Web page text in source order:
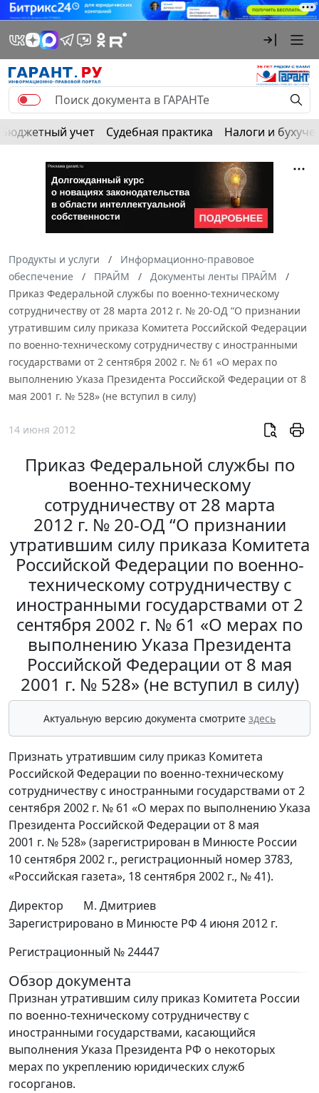
Бюджетный учет Судебная практика Налоги и
Продукты и услуги
Информационно-правовое
обеспечение
ПРАЙМ
Документы ленты ПРАЙМ
Приказ Федеральной службы по военно-техническому
сотрудничеству от 28 марта 2012 г. № 20-ОД “О признании
утратившим силу приказа Комитета Российской Федерации
по военно-техническому сотрудничеству с иностранными
государствами от 2 сентября 2002 г. № 61 «О мерах по
выполнению Указа Президента Российской Федерации от 8
мая 2001 г. № 528» (не вступил в силу)
14 июня 2012
Приказ Федеральной службы по
военно-техническому
сотрудничеству от 28 марта
2012 г. № 20-ОД “О признании
утратившим силу приказа Комитета
Российской Федерации по военно-
техническому сотрудничеству с
иностранными государствами от 2
сентября 2002 г. № 61 «О мерах по
выполнению Указа Президента
Российской Федерации от 8 мая
2001 г. № 528» (не вступил в силу)
Актуальную версию документа смотрите здесь
Признать утратившим силу приказ Комитета
Российской Федерации по военно-техническому
сотрудничеству с иностранными государствами от 2
сентября 2002 г. № 61 «О мерах по выполнению Указа
Президента Российской Федерации от 8 мая
2001 г. № 528» (зарегистрирован в Минюсте России
10 сентября 2002 г., регистрационный номер 3783,
«Российская газета», 18 сентября 2002 г., № 41).
Директор
М. Дмитриев
Зарегистрировано в Минюсте РФ 4 июня 2012 г.
Регистрационный № 24447
Обзор документа
Признан утратившим силу приказ Комитета России
по военно-техническому сотрудничеству с
иностранными государствами, касающийся
выполнения Указа Президента РФ о некоторых
мерах по укреплению юридических служб
госорганов.